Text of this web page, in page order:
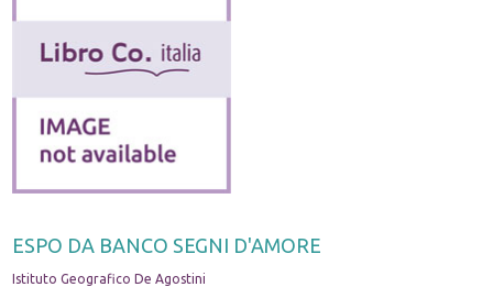
ESPO DA BANCO SEGNI D'AMORE
Istituto Geografico De Agostini